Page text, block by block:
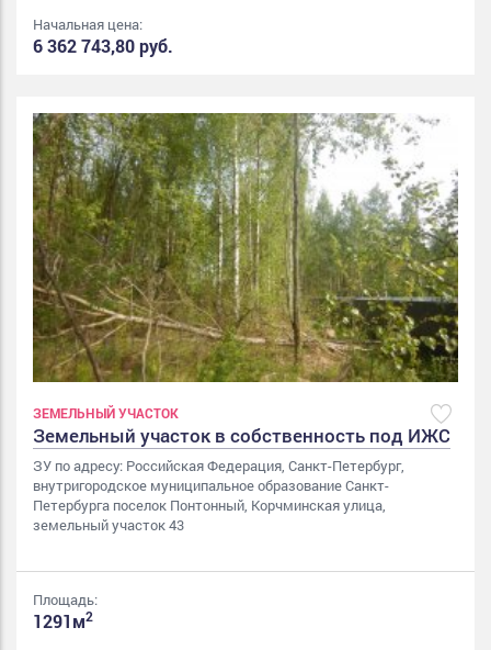
Начальная цена:
6 362 743,80 руб.
ЗЕМЕЛЬНЫЙ УЧАСТОК
Земельный участок в собственность под ИЖС
ЗУ по адресу: Российская Федерация, Санкт-Петербург,
внутригородское муниципальное образование Санкт-
Петербурга поселок Понтонный, Корчминская улица,
земельный участок 43
Площадь:
1291м2